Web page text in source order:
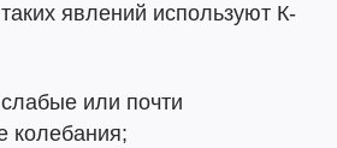
явлений используют К-
или почти
колебания;